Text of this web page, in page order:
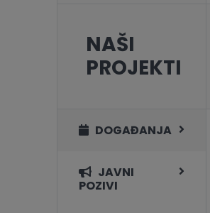
NAŠI
PROJEKTI
DOGAĐANJA
JAVNI
POZIVI